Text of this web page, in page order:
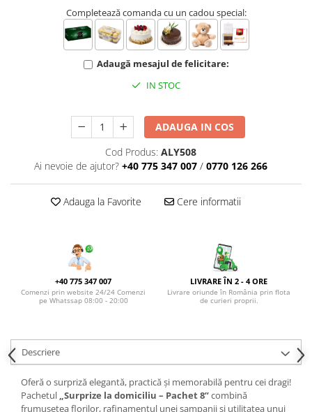
BUCHETE DELUXE
BUCHETE FREZII
BUCHETE FUNERARE
BUCHETE IEFTINE
BUCHETE LALELE
BUCHETE LISIANTHUS
BUCHETE MARI
BUCHETE MIXTE
BUCHETE PENTRU BĂRBAȚI
BUCHETE TRANDAFIRI
DE TRANDAFIRI ALBI
DE TRANDAFIRI GALBENI
DE TRANDAFIRI MOV
DE TRANDAFIRI MULTICOLORI
Completează comanda cu un cadou special:
Adaugă mesajul de felicitare:
IN STOC
ADAUGA IN COS
Cod Produs: ALY508
Ai nevoie de ajutor? +40 775 347 007 / 0770 126 266
Adauga la Favorite Cere informatii
+40 775 347 007
Comenzi prin website 24/24 Comenzi
pe Whatssap 08:00 - 20:00
LIVRARE ÎN 2 - 4 ORE
Livrare oriunde în România prin flota
de curieri proprii.
Descriere
Oferă o surpriză elegantă, practică și memorabilă pentru cei dragi!
Pachetul „Surprize la domiciliu – Pachet 8”combină
frumusețea florilor, rafinamentul unei șampanii și utilitatea unui